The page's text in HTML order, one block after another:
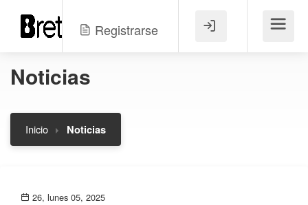
Registrarse Menú
Noticias
Inicio Noticias
26, lunes 05, 2025